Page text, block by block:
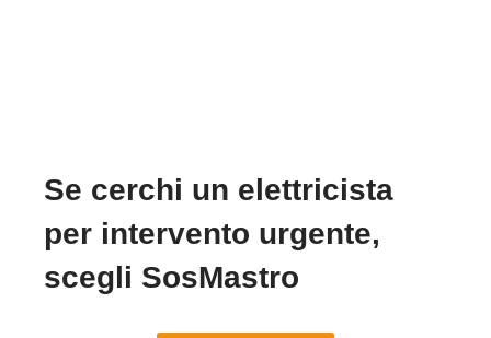
Se cerchi un elettricista
per intervento urgente,
scegli SosMastro